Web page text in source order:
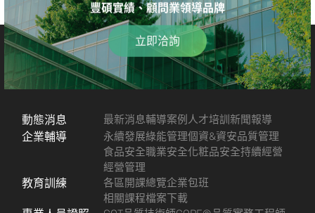
豐碩實績、顧問業領導品牌
立即洽詢
動態消息 最新消息輔導案例 人才培訓新聞報導
企業輔導 永續發展綠能管理個資&資安品質管理
食品安全職業安全化粧品安全持續經營
經營管理
教育訓練 各區開課總覽企業包班
相關課程檔案下載